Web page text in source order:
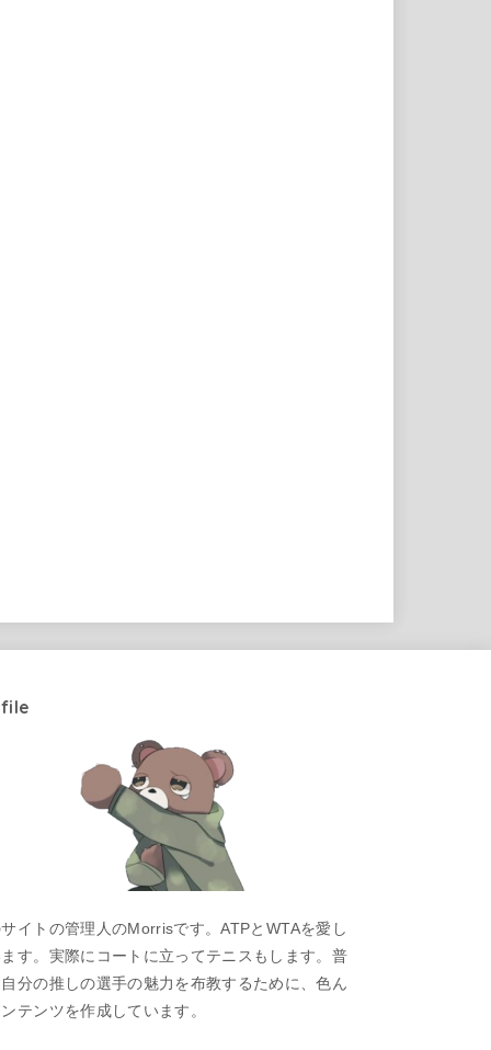
イトの管理人のMorrisです。ATPとWTAを愛し
す。実際にコートに立ってテニスもします。普
分の推しの選手の魅力を布教するために、色ん
テンツを作成しています。